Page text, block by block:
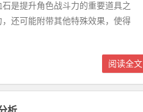
是提升角色战斗力的重要道具之
还可能附带其他特殊效果，使得
阅读全文